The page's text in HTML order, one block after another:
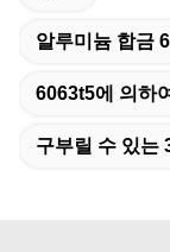
알루미늄 합금
6063t5에 의하
구부릴 수 있는